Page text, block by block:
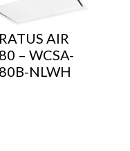
AIR
– WCSA-
NLWH